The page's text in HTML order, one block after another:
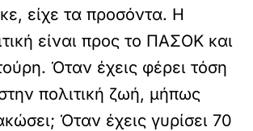
είχε τα προσόντα. Η
είναι προς το ΠΑΣΟΚ και
Όταν έχεις φέρει τόση
πολιτική ζωή, μήπως
Όταν έχεις γυρίσει 70